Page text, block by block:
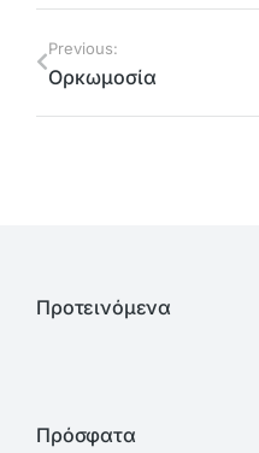
Previous:
Ορκωμοσία
Προτεινόμενα
Πρόσφατα